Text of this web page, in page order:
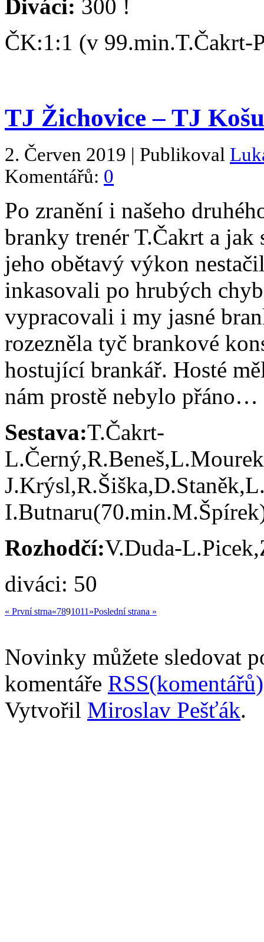
Diváci: 300 !
ČK:1:1 (v 99.min.T.Čakrt-
TJ Žichovice – TJ
2. Červen 2019 | Publikoval
Komentářů: 0
Po zranění i našeho
branky trenér T.Čakrt a jak
jeho obětavý výkon
inkasovali po hrubých
vypracovali i my jasné
rozezněla tyč brankové
hostující brankář. Hosté
nám prostě nebylo přáno…
Sestava:T.Čakrt-
Rozhodčí:V.Duda-
diváci: 50
« První strna«7891011 »Poslední strana »
Novinky můžete sledovat
komentáře RSS(komentářů)
Vytvořil Miroslav Pešťák.